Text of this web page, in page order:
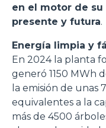
en el motor de
presente y futura.
Energía limpia y
En 2024 la planta
generó 1150 MWh
la emisión de unas
equivalentes a la
más de 4500